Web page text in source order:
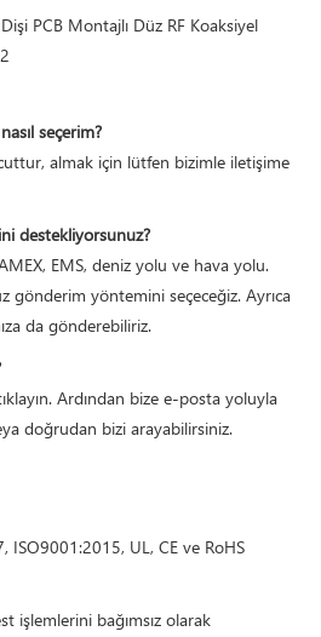
seçerim?
almak için lütfen bizimle iletişime
destekliyorsunuz?
EMS, deniz yolu ve hava yolu.
gönderim yöntemini seçeceğiz. Ayrıca
da gönderebiliriz.
Ardından bize e-posta yoluyla
doğrudan bizi arayabilirsiniz.
ISO9001:2015, UL, CE ve RoHS
işlemlerini bağımsız olarak